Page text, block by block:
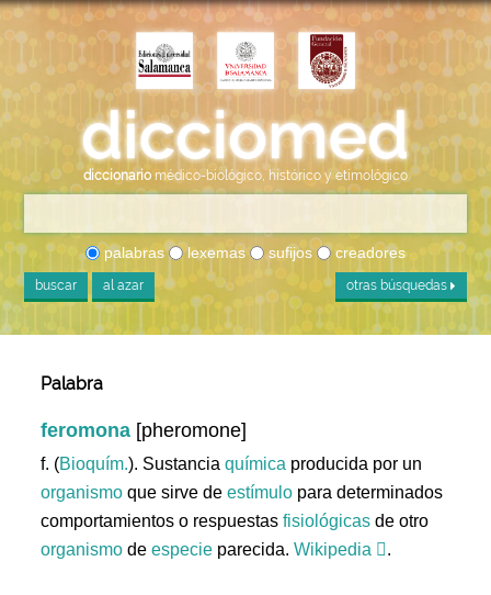
diccionario médico-biológico, histórico y etimológico
palabras lexemas sufijos creadores
buscar al azar otras búsquedas
Palabra
feromona [pheromone]
f. (Bioquím.). Sustanciaquímica producida por un
organismo que sirve deestímulo para determinados
comportamientos o respuestasfisiológicas de otro
organismo deespecie parecida.Wikipedia .